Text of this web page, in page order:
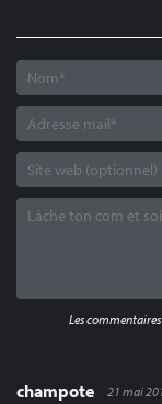
champote
21 mai
Les